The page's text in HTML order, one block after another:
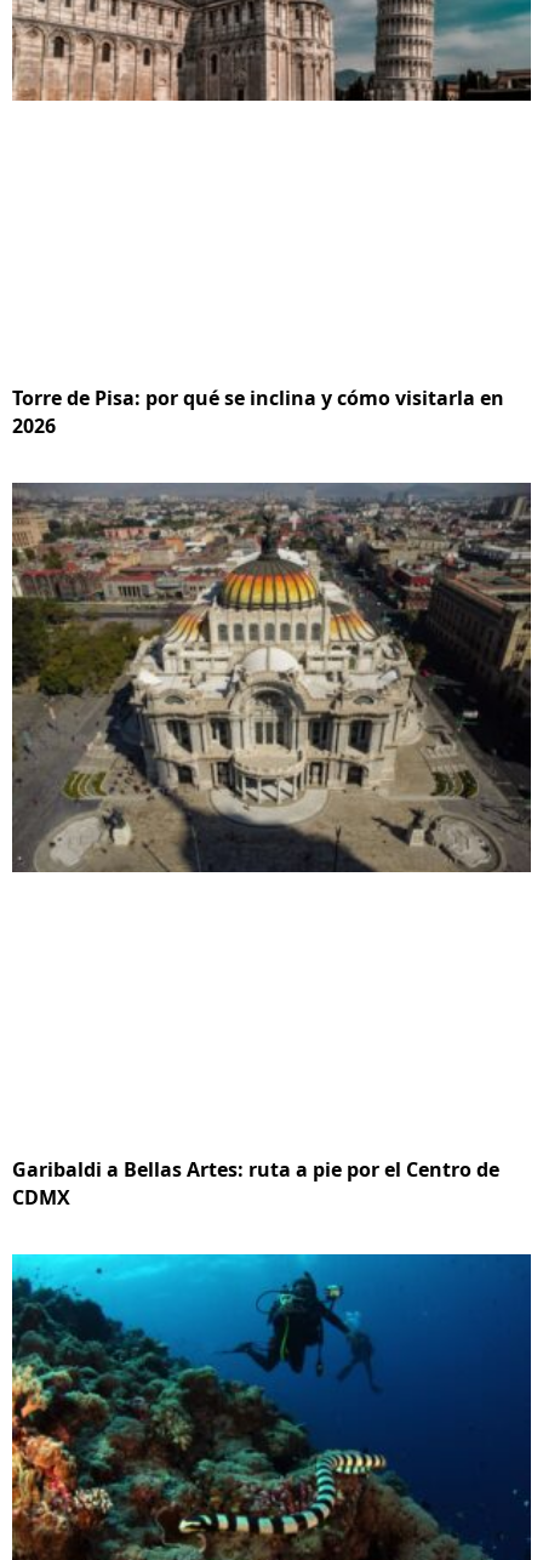
Torre de Pisa: por qué se inclina y cómo visitarla en
2026
Garibaldi a Bellas Artes: ruta a pie por el Centro de
CDMX